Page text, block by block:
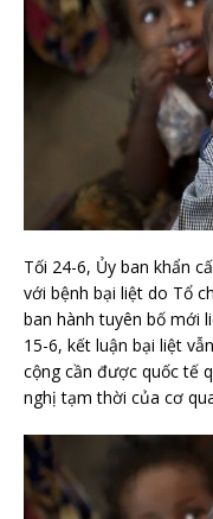
Tối 24-6, Ủy ban khẩn
với bệnh bại liệt do Tổ
ban hành tuyên bố mới
15-6, kết luận bại liệt
cộng cần được quốc tế
nghị tạm thời của cơ